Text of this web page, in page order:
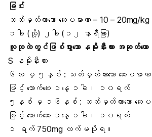
ခြင်း
သတ်မှတ်ထားသော ဆေးပမာဏ – 10 – 20mg/kg
၁ခါ (သို့) ၂ခါ (၁၂ နာရီခြား)
လူထုထဲတွင်ဖြစ်ပွားသော နမိုးနီးယား အဆုတ်ယော
S နမိုးနီးယား
၆လ မှ ၅နှစ် : သတ်မှတ်ထားသော ဆေးပမာဏ
ဖြင့် သောက်ဆေး ၁နေ့ ၁ခါ၊ ၁၀ရက်
၅နှစ် မှ ၁၆နှစ် : သတ်မှတ်ထားသော ဆေးပမ
ဖြင့် သောက်ဆေး ၁နေ့ ၁ခါ၊ ၁၀ရက်
၁ ရက် 750mg ထက်မပိုရ။